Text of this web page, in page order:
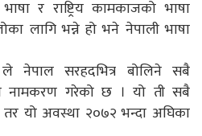
भाषा र राष्ट्रिय कामकाजको भाषा
लागि भन्ने हो भने नेपाली भाषा
नेपाल सरहदभित्र बोलिने सबै
भनी नामकरण गरेको छ । यो ती सबै
तर यो अवस्था २०७२ भन्दा अघिका